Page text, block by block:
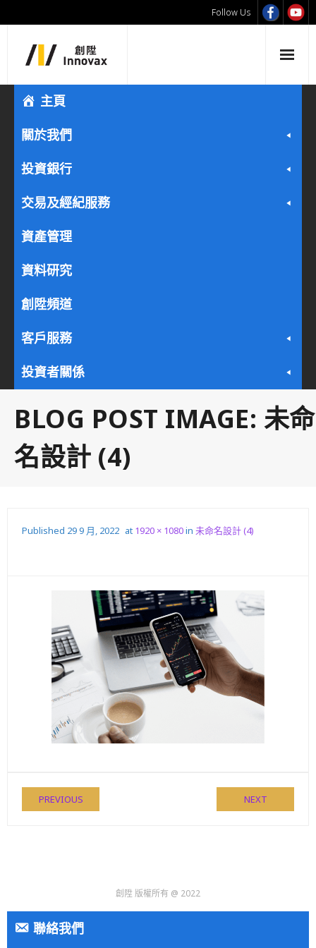
Follow Us
主頁
關於我們
投資銀行
交易及經紀服務
資產管理
資料研究
創陞頻道
客戶服務
投資者關係
BLOG POST IMAGE: 未命
名設計 (4)
Published 29 9 月, 2022 at 1920 × 1080in 未命名設計 (4)
PREVIOUS NEXT
創陞 版權所有 @ 2022
聯絡我們